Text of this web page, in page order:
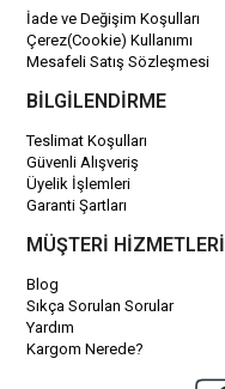
İade ve Değişim Koşulları
Çerez(Cookie) Kullanımı
Mesafeli Satış Sözleşmesi
BİLGİLENDİRME
Teslimat Koşulları
Güvenli Alışveriş
Üyelik İşlemleri
Garanti Şartları
MÜŞTERİ HİZMETLERİ
Blog
Sıkça Sorulan Sorular
Yardım
Kargom Nerede?